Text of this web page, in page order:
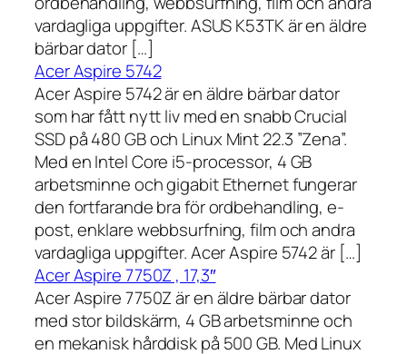
vardagliga uppgifter. ASUS K53TK är en äldre
bärbar dator […]
Acer Aspire 5742
Acer Aspire 5742 är en äldre bärbar dator
som har fått nytt liv med en snabb Crucial
SSD på 480 GB och Linux Mint 22.3 ”Zena”.
Med en Intel Core i5-processor, 4 GB
arbetsminne och gigabit Ethernet fungerar
den fortfarande bra för ordbehandling, e-
post, enklare webbsurfning, film och andra
vardagliga uppgifter. Acer Aspire 5742 är […]
Acer Aspire 7750Z , 17,3″
Acer Aspire 7750Z är en äldre bärbar dator
med stor bildskärm, 4 GB arbetsminne och
en mekanisk hårddisk på 500 GB. Med Linux